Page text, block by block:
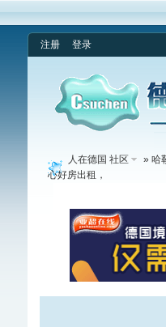
注册 登录
人在德国 社区 » 哈
心好房出租，